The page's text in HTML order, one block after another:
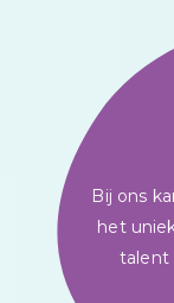
Bij ons
het
talent